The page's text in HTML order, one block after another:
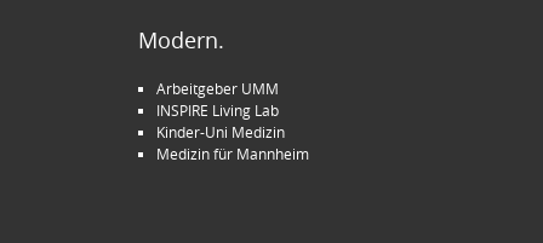
Modern.
Arbeitgeber UMM
INSPIRE Living Lab
Kinder-Uni Medizin
Medizin für Mannheim